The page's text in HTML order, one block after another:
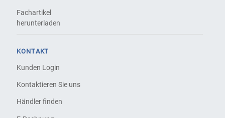
Fachartikel
herunterladen
KONTAKT
Kunden Login
Kontaktieren Sie uns
Händler finden